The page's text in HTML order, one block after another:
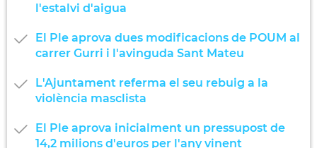
l'estalvi d'aigua
El Ple aprova dues modificacions de POUM al
carrer Gurri i l'avinguda Sant Mateu
L'Ajuntament referma el seu rebuig a la
violència masclista
El Ple aprova inicialment un pressupost de
14,2 milions d'euros per l'any vinent